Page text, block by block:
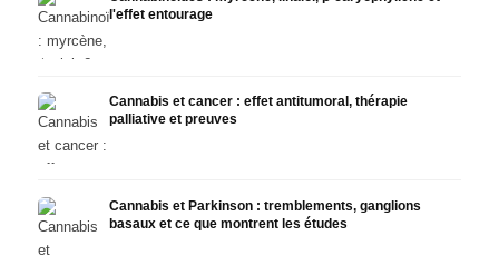
l'effet entourage
Cannabis et cancer : effet antitumoral, thérapie
palliative et preuves
Cannabis et Parkinson : tremblements, ganglions
basaux et ce que montrent les études